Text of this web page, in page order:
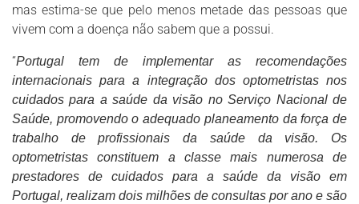
mas estima-se que pelo menos metade das pessoas que
vivem com a doença não sabem que a possui.
“Portugal tem de implementar as recomendações
internacionais para a integração dos optometristas nos
cuidados para a saúde da visão no Serviço Nacional de
Saúde, promovendo o adequado planeamento da força de
trabalho de profissionais da saúde da visão. Os
optometristas constituem a classe mais numerosa de
prestadores de cuidados para a saúde da visão em
Portugal, realizam dois milhões de consultas por ano e são